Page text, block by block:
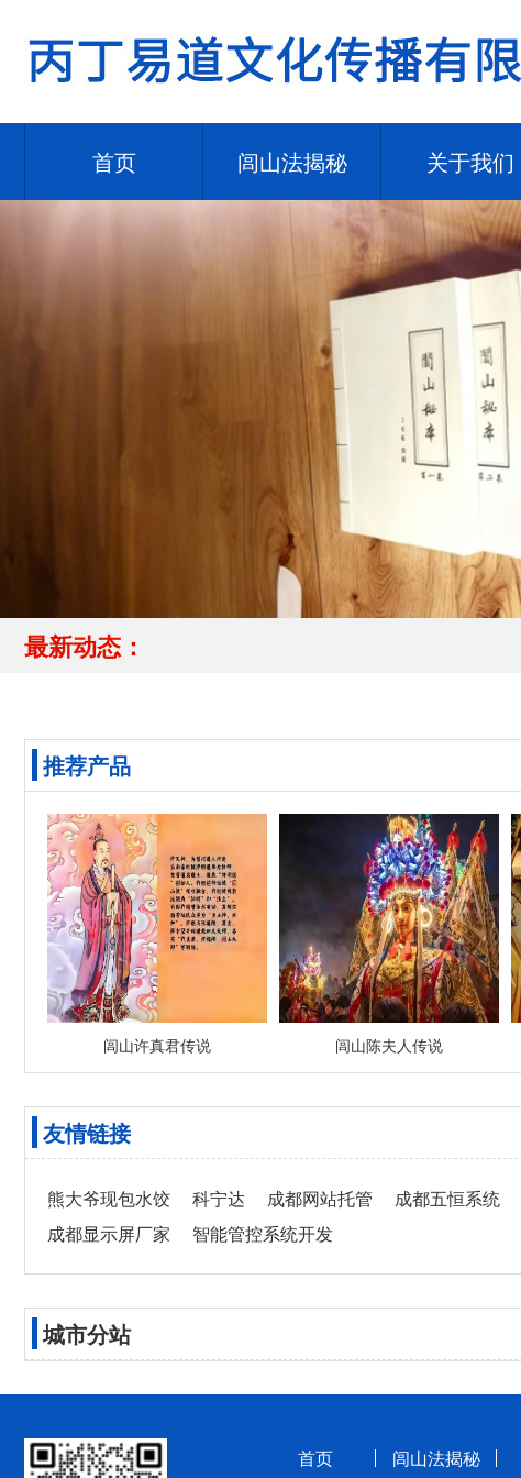
首页 闾山法揭秘 关于我们
最新动态：
推荐产品
闾山许真君传说 闾山陈夫人传说
友情链接
熊大爷现包水饺 科宁达 成都网站托管 成都五恒系统
成都显示屏厂家
智能管控系统开发
城市分站
首页 闾山法揭秘